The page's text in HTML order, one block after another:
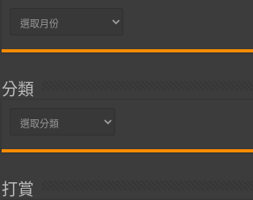
彙
分類
分
打賞